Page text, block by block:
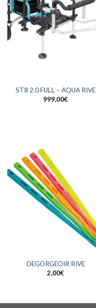
ST8 2.0 FULL – AQUA RIVE
999,00€
DEGORGEOIR RIVE
2,00€